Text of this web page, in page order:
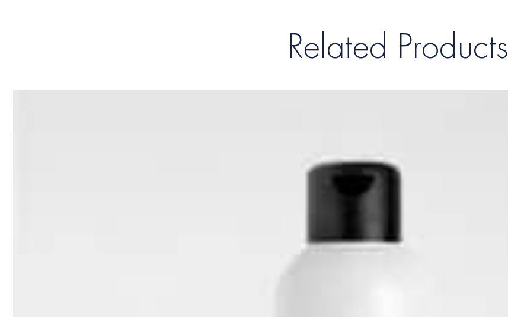
Related Products